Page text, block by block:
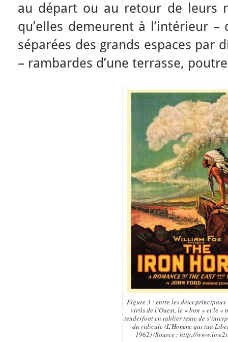
au départ ou au retour de leurs
qu’elles demeurent à l’intérieur
séparées des grands espaces par
– rambardes d’une terrasse,
Figure 3 : entre les deux principaux
virils de l’Ouest, le « bon » et le «
tenderfoot en tablier tente de
du ridicule (L’Homme qui tua
1962) (Source : http://